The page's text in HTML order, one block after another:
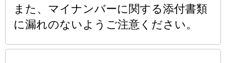
また、マイナンバーに関する添付書類
に漏れのないようご注意ください。